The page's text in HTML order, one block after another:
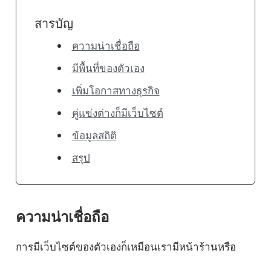
สารบัญ
ความน่าเชื่อถือ
มีพื้นที่ของตัวเอง
เพิ่มโอกาสทางธุรกิจ
คู่แข่งต่างก็มีเว็บไซต์
ข้อมูลสถิติ
สรุป
ความน่าเชื่อถือ
การมีเว็บไซต์ของตัวเองก็เหมือนเรามีหน้าร้านหรือ